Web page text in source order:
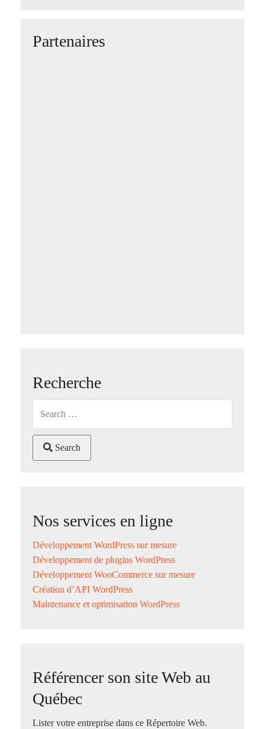
Partenaires
Recherche
Search
Nos services en ligne
Développement WordPress sur mesure
Développement de plugins WordPress
Développement WooCommerce sur mesure
Création d’API WordPress
Maintenance et optimisation WordPress
Référencer son site Web au
Québec
Lister votre entreprise dans ce Répertoire Web.